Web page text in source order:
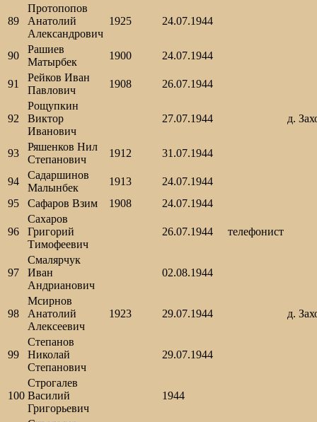
89
Протопопов
Анатолий
Александрович
1925 24.07.1944
90
Рашиев
Матырбек
1900 24.07.1944
91
Рейков Иван
Павлович
1908 26.07.1944
92
Рощупкин
Виктор
Иванович
27.07.1944 д.
93
Ряшенков Нил
Степанович
1912 31.07.1944
94
Садаршинов
Малынбек
1913
24.07.1944
95
Сафаров Взим 1908 24.07.1944
96
Сахаров
Григорий
Тимофеевич
26.07.1944 телефонист
97
Смалярчук
Иван
Андрианович
02.08.1944
98
Мсирнов
Анатолий
Алексеевич
1923 29.07.1944 д.
99
Степанов
Николай
Степанович
29.07.1944
100
Строгалев
Василий
Григорьевич
1944